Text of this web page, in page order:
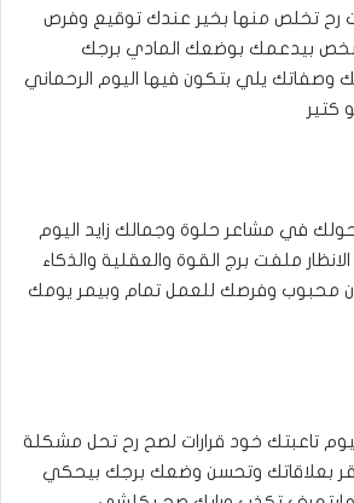
رح تخلص منها بخير عندك توقيع وفرص
بيدعمك بوضعك المادي برجك
يلي بتكون فيها اليوم الرحماني
كتير
حولك في مشاعر حلوة وجمالك زايد اليوم
ملفت برج القوة والعقلية والذكاء
محبوب وفرصك للعمل تمام وبيمر يومك
تاعبتك خود قرارات لصح رح تحل مشكلة
بعلاقاتك وتحسن وضعك برجك بيحكي